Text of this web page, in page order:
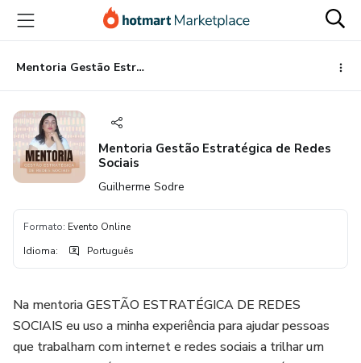
para
conteúdo
principal
para
pagamento
para
rodapé
Mentoria Gestão Estratégica de Redes Sociais
Mentoria Gestão Estratégica de Redes
Sociais
Guilherme Sodre
Formato: Evento Online
Idioma: Português
Na mentoria GESTÃO ESTRATÉGICA DE REDES
SOCIAIS eu uso a minha experiência para ajudar pessoas
que trabalham com internet e redes sociais a trilhar um